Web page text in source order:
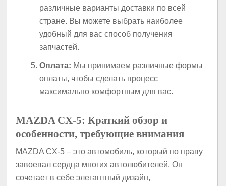
различные варианты доставки по всей
стране. Вы можете выбрать наиболее
удобный для вас способ получения
запчастей.
Оплата: Мы принимаем различные формы
оплаты, чтобы сделать процесс
максимально комфортным для вас.
MAZDA CX-5: Краткий обзор и
особенности, требующие внимания
MAZDA CX-5 – это автомобиль, который по праву
завоевал сердца многих автолюбителей. Он
сочетает в себе элегантный дизайн,